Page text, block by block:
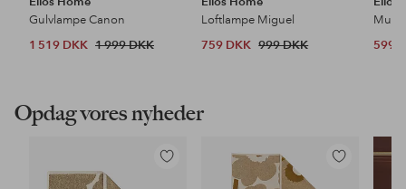
Gulvlampe Canon
1 519 DKK 1 999 DKK
Loftlampe Miguel
759 DKK 999 DKK 599
Opdag vores nyheder
Tilføj
Tilføj